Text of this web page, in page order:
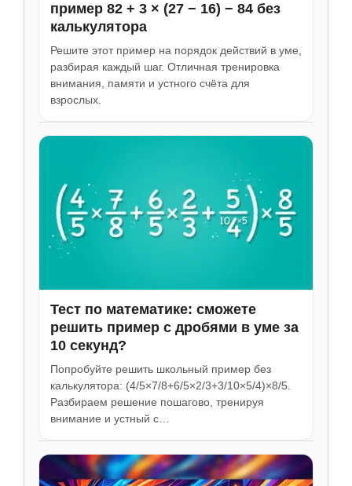
пример 82 + 3 × (27 − 16) − 84 без
калькулятора
Решите этот пример на порядок действий в уме,
разбирая каждый шаг. Отличная тренировка
внимания, памяти и устного счёта для
взрослых.
Тест по математике: сможете
решить пример с дробями в уме за
10 секунд?
Попробуйте решить школьный пример без
калькулятора: (4/5×7/8+6/5×2/3+3/10×5/4)×8/5.
Разбираем решение пошагово, тренируя
внимание и устный с…